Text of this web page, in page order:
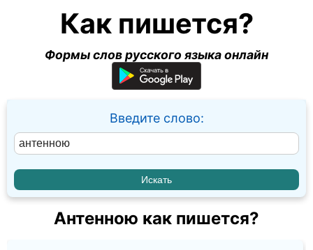
Как пишется?
Формы слов русского языка онлайн
Введите слово:
Антенною как пишется?